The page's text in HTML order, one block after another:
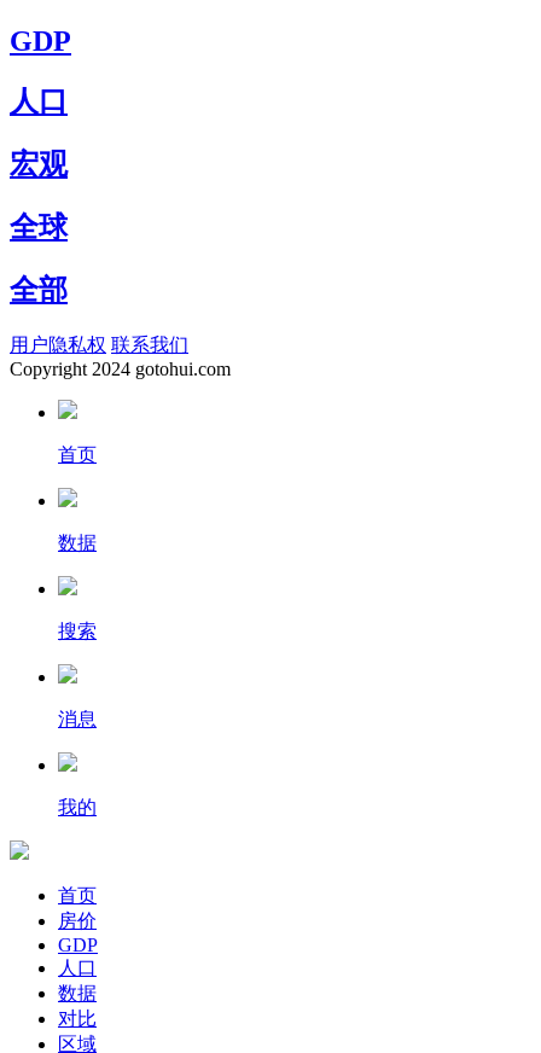
GDP
人口
宏观
全球
全部
用户隐私权 联系我们
Copyright 2024 gotohui.com
首页
数据
搜索
消息
我的
首页
房价
GDP
人口
数据
对比
区域